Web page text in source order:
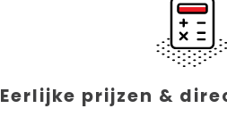
Eerlijke prijzen &